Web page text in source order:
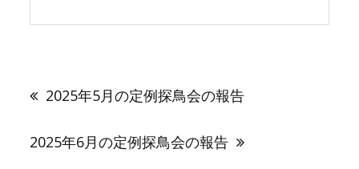
ナ
ゲ
2025年5月の定例探鳥会の報告
2025年6月の定例探鳥会の報告